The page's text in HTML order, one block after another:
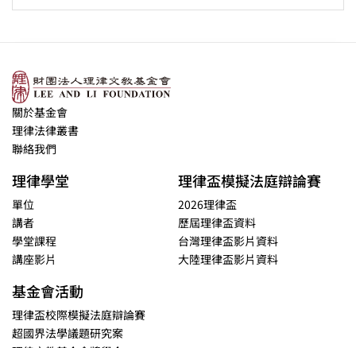
關於基金會
理律法律叢書
聯絡我們
理律學堂
單位
講者
學堂課程
講座影片
理律盃模擬法庭辯論賽
2026理律盃
歷屆理律盃資料
台灣理律盃影片資料
大陸理律盃影片資料
基金會活動
理律盃校際模擬法庭辯論賽
超國界法學議題研究案